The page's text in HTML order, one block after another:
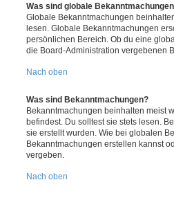
Was sind globale
Globale Bekanntmachungen
lesen. Globale Bekanntmachungen
persönlichen Bereich. Ob du eine
die Board-Administration vergebenen
Nach oben
Was sind Bekanntmachungen?
Bekanntmachungen beinhalten meist
befindest. Du solltest sie stets lesen.
sie erstellt wurden. Wie bei globalen
Bekanntmachungen erstellen kannst
vergeben.
Nach oben